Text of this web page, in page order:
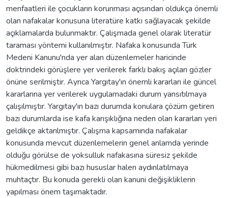
menfaatleri ile çocukların korunması açısından oldukça önemli
olan nafakalar konusuna literatüre katkı sağlayacak şekilde
açıklamalarda bulunmaktır. Çalışmada genel olarak literatür
taraması yöntemi kullanılmıştır. Nafaka konusunda Türk
Medeni Kanunu'nda yer alan düzenlemeler haricinde
doktrindeki görüşlere yer verilerek farklı bakış açıları gözler
önüne serilmiştir. Ayrıca Yargıtay'ın önemli kararları ile güncel
kararlarına yer verilerek uygulamadaki durum yansıtılmaya
çalışılmıştır. Yargıtay'ın bazı durumda konulara çözüm getiren
bazı durumlarda ise kafa karışıklığına neden olan kararları yeri
geldikçe aktarılmıştır. Çalışma kapsamında nafakalar
konusunda mevcut düzenlemelerin genel anlamda yerinde
olduğu görülse de yoksulluk nafakasına süresiz şekilde
hükmedilmesi gibi bazı hususlar halen aydınlatılmaya
muhtaçtır. Bu konuda gerekli olan kanuni değişikliklerin
yapılması önem taşımaktadır.